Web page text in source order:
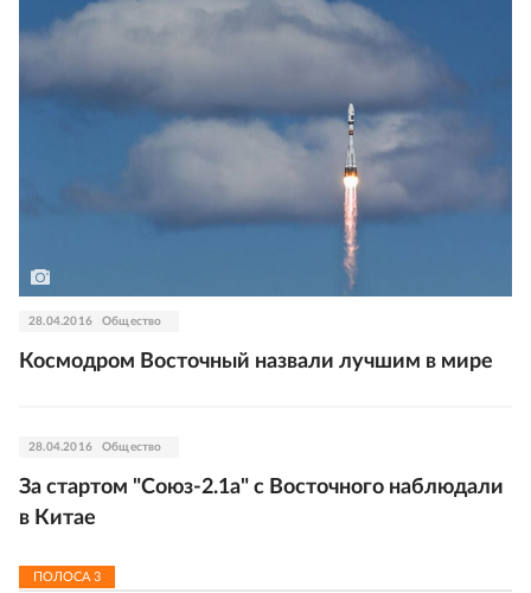
28.04.2016 Общество
Космодром Восточный назвали лучшим в мире
28.04.2016 Общество
За стартом "Союз-2.1а" с Восточного наблюдали
в Китае
ПОЛОСА3